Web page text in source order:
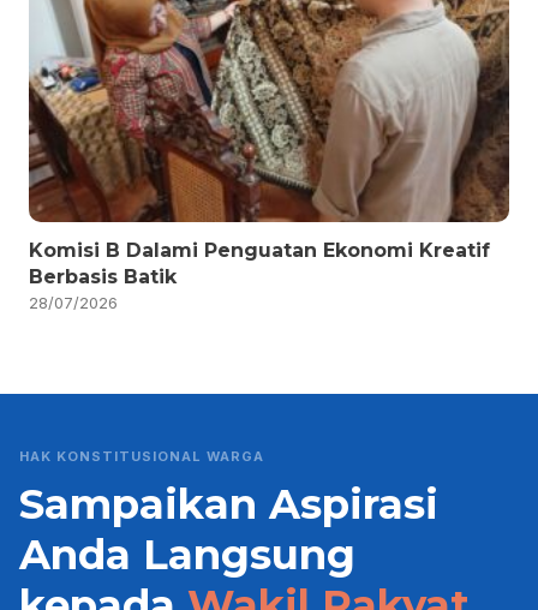
Komisi B Dalami Penguatan Ekonomi Kreatif
Berbasis Batik
28/07/2026
HAK KONSTITUSIONAL WARGA
Sampaikan Aspirasi
Anda Langsung